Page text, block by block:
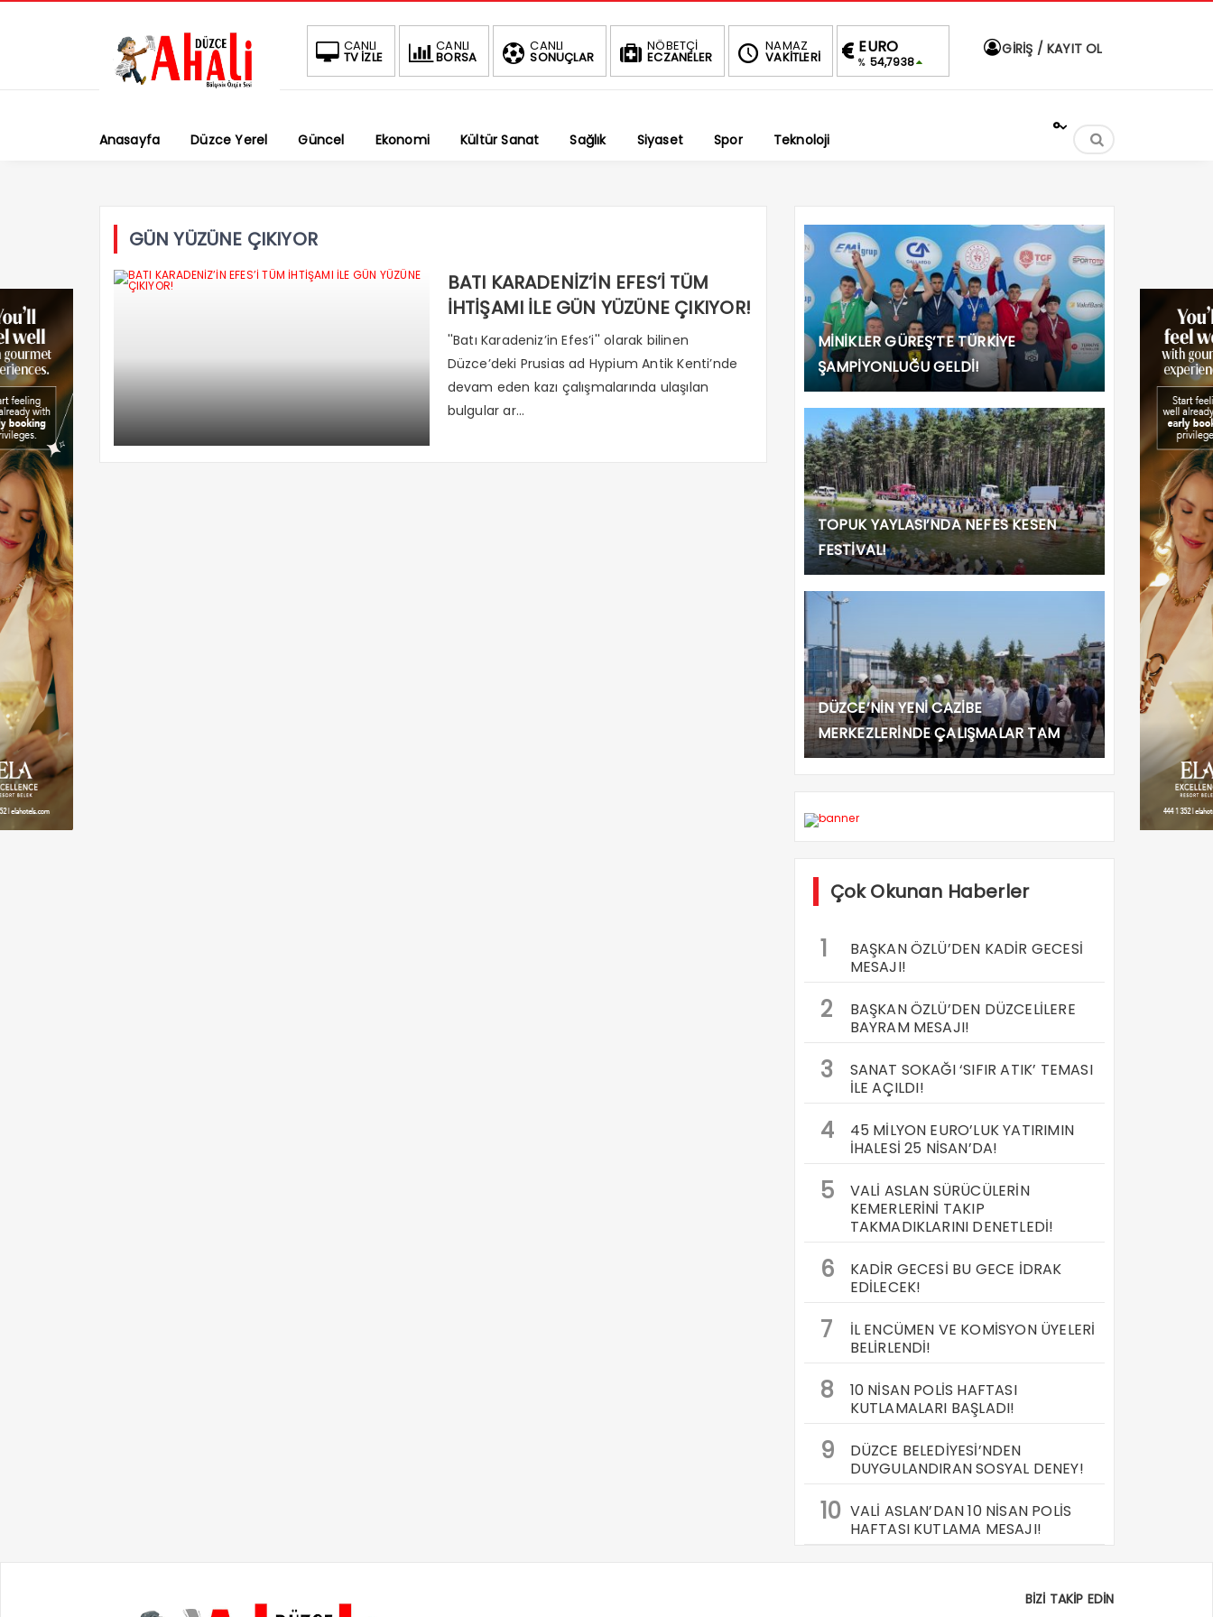
CANLI
TV İZLE
CANLI
BORSA
CANLI
SONUÇLAR
NÖBETÇİ
ECZANELER
NAMAZ
VAKİTLERİ
BIST
-0.34% 1.690,69
DOLAR
% 47,5916
EURO
% 54,7938
ALTIN
%0,04 6,495,13
BIST
1.690,69
DOLAR
GİRİŞ / KAYIT OL
Anasayfa Düzce Yerel Güncel Ekonomi Kültür Sanat Sağlık Siyaset Spor Teknoloji
°
GÜN YÜZÜNE ÇIKIYOR
BATI KARADENİZ’İN EFES’İ TÜM
İHTİŞAMI İLE GÜN YÜZÜNE ÇIKIYOR!
''Batı Karadeniz’in Efes’i'' olarak bilinen
Düzce’deki Prusias ad Hypium Antik Kenti’nde
devam eden kazı çalışmalarında ulaşılan
bulgular ar...
MİNİKLER GÜREŞ’TE TÜRKİYE
ŞAMPİYONLUĞU GELDİ!
TOPUK YAYLASI’NDA NEFES KESEN
FESTİVAL!
DÜZCE’NİN YENİ CAZİBE
MERKEZLERİNDE ÇALIŞMALAR TAM
GAZ!
Çok Okunan Haberler
1
BAŞKAN ÖZLÜ’DEN KADİR GECESİ
MESAJI!
2
BAŞKAN ÖZLÜ’DEN DÜZCELİLERE
BAYRAM MESAJI!
3
SANAT SOKAĞI ‘SIFIR ATIK’ TEMASI
İLE AÇILDI!
4
45 MİLYON EURO’LUK YATIRIMIN
İHALESİ 25 NİSAN’DA!
5
VALİ ASLAN SÜRÜCÜLERİN
KEMERLERİNİ TAKIP
TAKMADIKLARINI DENETLEDİ!
6
KADİR GECESİ BU GECE İDRAK
EDİLECEK!
7
İL ENCÜMEN VE KOMİSYON ÜYELERİ
BELİRLENDİ!
8
10 NİSAN POLİS HAFTASI
KUTLAMALARI BAŞLADI!
9
DÜZCE BELEDİYESİ’NDEN
DUYGULANDIRAN SOSYAL DENEY!
10 VALİ ASLAN’DAN 10 NİSAN POLİS
HAFTASI KUTLAMA MESAJI!
BİZİ TAKİP EDİN